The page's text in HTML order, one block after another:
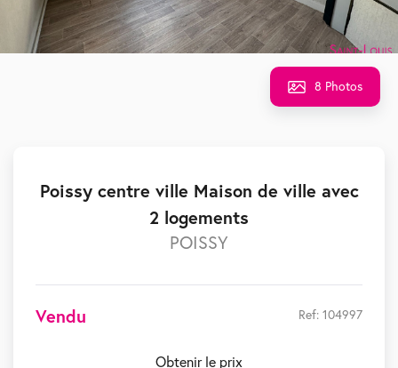
Poissy centre ville Maison de ville avec
2 logements
POISSY
Vendu Ref: 104997
Obtenir le prix
8 Photos